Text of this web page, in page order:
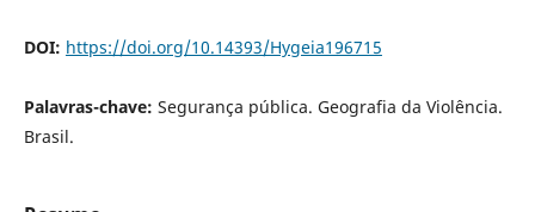
DOI: https://doi.org/10.14393/Hygeia196715
Palavras-chave: Segurança pública. Geografia da Violência.
Brasil.